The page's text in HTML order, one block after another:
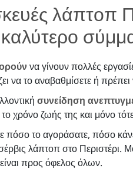
λάπτοπ
να γίνουν πολλές
να το αναβαθμίσετε ή
συνείδηση
χρόνο ζωής της και μόνο
το αγοράσατε, πόσο
λάπτοπ στο Περιστέρι.
προς όφελος όλων.